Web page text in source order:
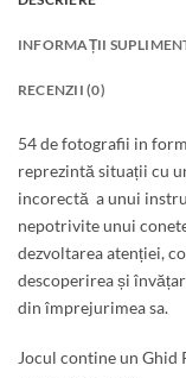
INFORMAȚII
RECENZII (0)
54 de fotografii in
reprezintă situații cu
incorectă a unui
nepotrivite unui
dezvoltarea atenției,
descoperirea și
din împrejurimea sa.
Jocul contine un Ghid